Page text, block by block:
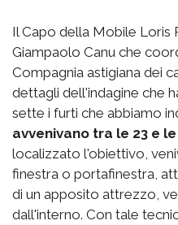
Il Capo della Mobile Loris
Giampaolo Canu che
Compagnia astigiana dei
dettagli dell'indagine che
sette i furti che abbiamo
avvenivano tra le 23 e
localizzato l'obiettivo,
finestra o portafinestra,
di un apposito attrezzo,
dall'interno. Con tale